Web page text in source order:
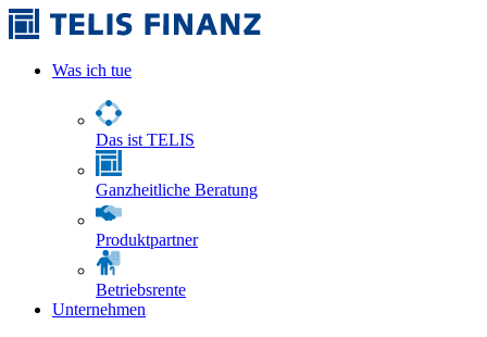
Was ich tue
Das ist TELIS
Ganzheitliche Beratung
Produktpartner
Betriebsrente
Unternehmen